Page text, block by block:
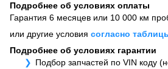
Подробнее об условиях оплаты
Гарантия 6 месяцев или 10 000 км
или другие условия согласно
Подробнее об условиях гарантии
Подбор запчастей по VIN коду